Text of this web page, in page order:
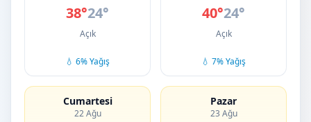
38°24°
Açık
💧 6% Yağış
40°24°
Açık
💧 7% Yağış
Cumartesi
22 Ağu
Pazar
23 Ağu